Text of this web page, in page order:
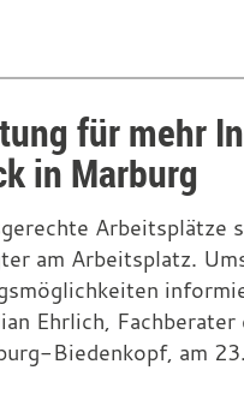
für mehr
in Marburg
Arbeitsplätze
am Arbeitsplatz.
Ehrlich,
Biedenkopf, am